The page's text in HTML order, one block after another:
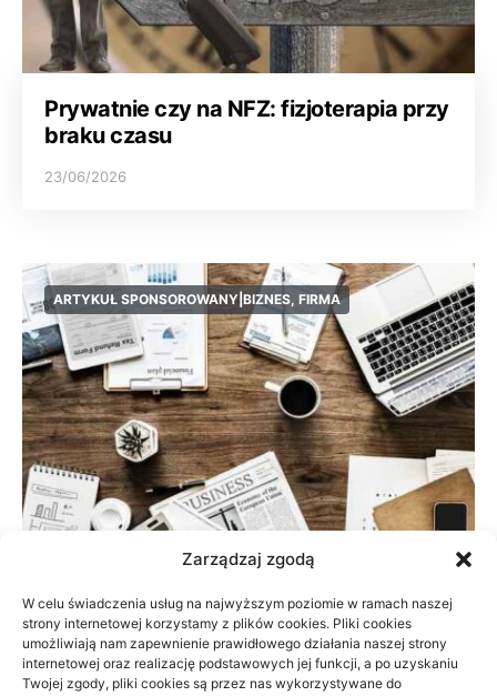
Zarządzaj zgodą
W celu świadczenia usług na najwyższym poziomie w ramach naszej
strony internetowej korzystamy z plików cookies. Pliki cookies
umożliwiają nam zapewnienie prawidłowego działania naszej strony
internetowej oraz realizację podstawowych jej funkcji, a po uzyskaniu
Twojej zgody, pliki cookies są przez nas wykorzystywane do
Prywatnie czy na NFZ: fizjoterapia przy
braku czasu
23/06/2026
ARTYKUŁ SPONSOROWANY|BIZNES, FIRMA
Pierwsza faktura: weryfikacja z biurem
rachunkowym